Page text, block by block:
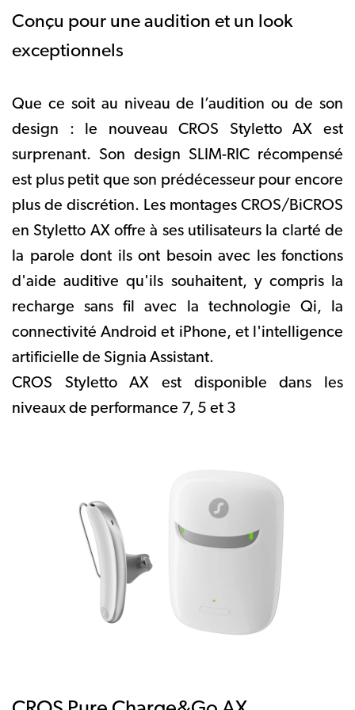
Conçu pour une audition et un look
exceptionnels
Que ce soit au niveau de l’audition ou de son
design : le nouveau CROS Styletto AX est
surprenant. Son design SLIM-RIC récompensé
est plus petit que son prédécesseur pour encore
plus de discrétion. Les montages CROS/BiCROS
en Styletto AX offre à ses utilisateurs la clarté de
la parole dont ils ont besoin avec les fonctions
d'aide auditive qu'ils souhaitent, y compris la
recharge sans fil avec la technologie Qi, la
connectivité Android et iPhone, et l'intelligence
artificielle de Signia Assistant.
CROS Styletto AX est disponible dans les
niveaux de performance 7, 5 et 3